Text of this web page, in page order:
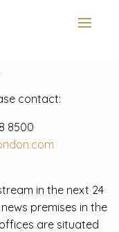
and advisory news
contact:
8500
in the next 24
premises in the
are situated